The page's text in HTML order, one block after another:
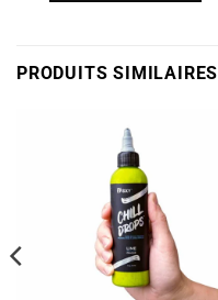
plusieurs
Les
options
peuvent
être
choisies
sur
la
page
PRODUITS SIMILAIRES